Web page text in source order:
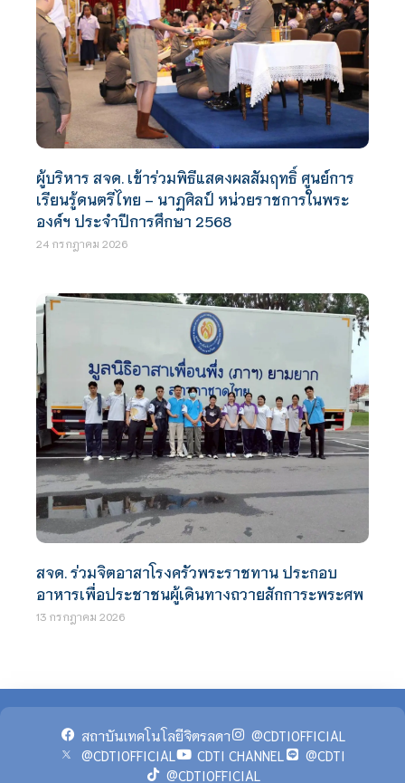
ผู้บริหาร สจด. เข้าร่วมพิธีแสดงผลสัมฤทธิ์ ศูนย์การ
เรียนรู้ดนตรีไทย – นาฏศิลป์ หน่วยราชการในพระ
องค์ฯ ประจำปีการศึกษา 2568
24 กรกฎาคม 2026
สจด. ร่วมจิตอาสาโรงครัวพระราชทาน ประกอบ
อาหารเพื่อประชาชนผู้เดินทางถวายสักการะพระศพ
13 กรกฎาคม 2026
สถาบันเทคโนโลยีจิตรลดา
@CDTIOFFICIAL
@CDTIOFFICIAL
CDTI CHANNEL
@CDTI
@CDTIOFFICIAL